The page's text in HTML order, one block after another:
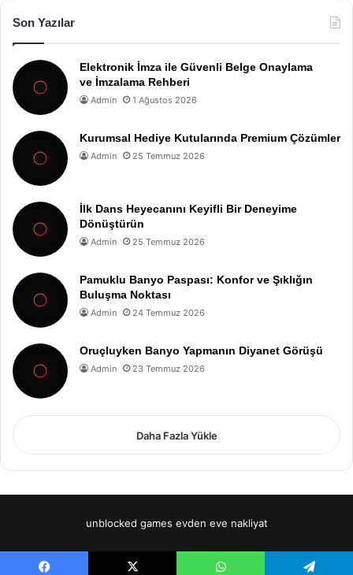
Son Yazılar
Elektronik İmza ile Güvenli Belge Onaylama
ve İmzalama Rehberi
Admin 1 Ağustos 2026
Kurumsal Hediye Kutularında Premium Çözümler
Admin 25 Temmuz 2026
İlk Dans Heyecanını Keyifli Bir Deneyime
Dönüştürün
Admin 25 Temmuz 2026
Pamuklu Banyo Paspası: Konfor ve Şıklığın
Buluşma Noktası
Admin 24 Temmuz 2026
Oruçluyken Banyo Yapmanın Diyanet Görüşü
Admin 23 Temmuz 2026
Daha Fazla Yükle
unblocked games evden eve nakliyat